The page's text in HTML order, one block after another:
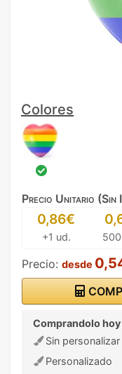
Colores
Precio Unitario (Sin
0,86€
+1 ud.
Precio: desde
Comprandolo
Sin personalizar
Personalizado